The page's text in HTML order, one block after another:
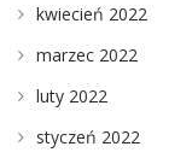
kwiecień 2022
marzec 2022
luty 2022
styczeń 2022